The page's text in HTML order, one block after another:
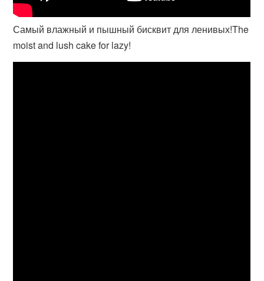
Самый влажный и пышный бисквит для ленивых!The
moist and lush cake for lazy!